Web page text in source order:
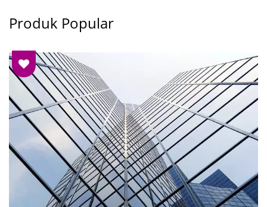
Produk Popular